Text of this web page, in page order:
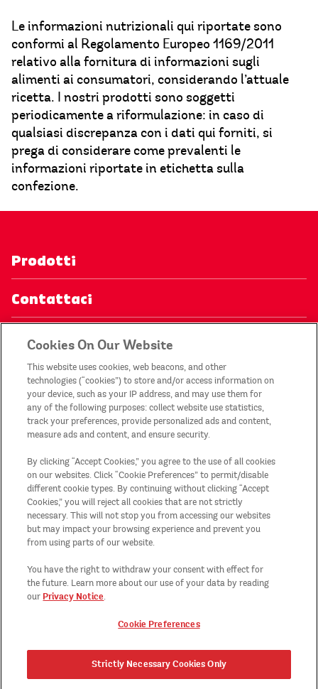
Le informazioni nutrizionali qui riportate sono
conformi al Regolamento Europeo 1169/2011
relativo alla fornitura di informazioni sugli
alimenti ai consumatori, considerando l’attuale
ricetta. I nostri prodotti sono soggetti
periodicamente a riformulazione: in caso di
qualsiasi discrepanza con i dati qui forniti, si
prega di considerare come prevalenti le
informazioni riportate in etichetta sulla
confezione.
Prodotti
Contattaci
Informativa sulla privacy
Il mio account
Dichiarazione legale
Regolamenti delle promozioni
Mappa del sito
Paese/Regione
Cookie Preferences
Cookies On Our Website
This website uses cookies, web beacons, and other
technologies (“cookies”) to store and/or access information on
your device, such as your IP address, and may use them for
any of the following purposes: collect website use statistics,
track your preferences, provide personalized ads and content,
measure ads and content, and ensure security.
By clicking “Accept Cookies,” you agree to the use of all cookies
on our websites. Click “Cookie Preferences” to permit/disable
different cookie types. By continuing without clicking “Accept
Cookies,” you will reject all cookies that are not strictly
necessary. This will not stop you from accessing our websites
but may impact your browsing experience and prevent you
from using parts of our website.
You have the right to withdraw your consent with effect for
the future. Learn more about our use of your data by reading
our Privacy Notice.
Cookie Preferences
Strictly Necessary Cookies Only